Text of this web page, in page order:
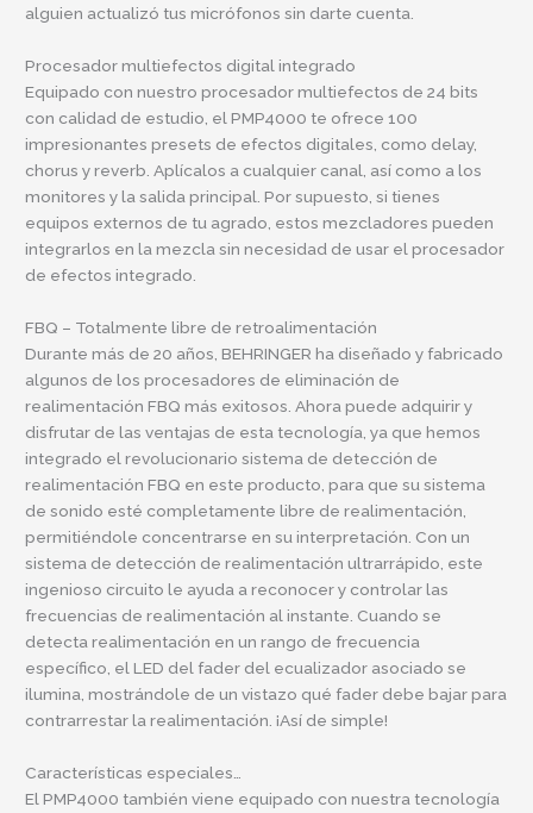
alguien actualizó tus micrófonos sin darte cuenta.
Procesador multiefectos digital integrado
Equipado con nuestro procesador multiefectos de 24 bits
con calidad de estudio, el PMP4000 te ofrece 100
impresionantes presets de efectos digitales, como delay,
chorus y reverb. Aplícalos a cualquier canal, así como a los
monitores y la salida principal. Por supuesto, si tienes
equipos externos de tu agrado, estos mezcladores pueden
integrarlos en la mezcla sin necesidad de usar el procesador
de efectos integrado.
FBQ – Totalmente libre de retroalimentación
Durante más de 20 años, BEHRINGER ha diseñado y fabricado
algunos de los procesadores de eliminación de
realimentación FBQ más exitosos. Ahora puede adquirir y
disfrutar de las ventajas de esta tecnología, ya que hemos
integrado el revolucionario sistema de detección de
realimentación FBQ en este producto, para que su sistema
de sonido esté completamente libre de realimentación,
permitiéndole concentrarse en su interpretación. Con un
sistema de detección de realimentación ultrarrápido, este
ingenioso circuito le ayuda a reconocer y controlar las
frecuencias de realimentación al instante. Cuando se
detecta realimentación en un rango de frecuencia
específico, el LED del fader del ecualizador asociado se
ilumina, mostrándole de un vistazo qué fader debe bajar para
contrarrestar la realimentación. ¡Así de simple!
Características especiales…
El PMP4000 también viene equipado con nuestra tecnología